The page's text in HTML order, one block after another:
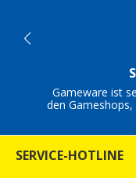
Gameware ist
den Gameshops,
SERVICE-HOTLINE